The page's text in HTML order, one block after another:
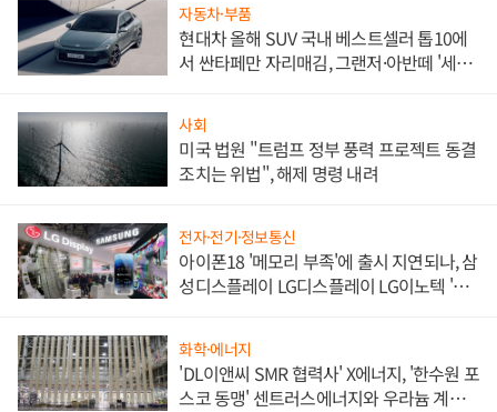
자동차·부품
현대차 올해 SUV 국내 베스트셀러 톱10에
서 싼타페만 자리매김, 그랜저·아반떼 '세단
사회
미국 법원 "트럼프 정부 풍력 프로젝트 동결
조치는 위법", 해제 명령 내려
전자·전기·정보통신
아이폰18 '메모리 부족'에 출시 지연되나, 삼
성디스플레이 LG디스플레이 LG이노텍 '탈
화학·에너지
'DL이앤씨 SMR 협력사' X에너지, '한수원 포
스코 동맹' 센트러스에너지와 우라늄 계약